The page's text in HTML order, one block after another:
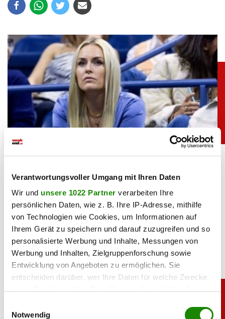
Verantwortungsvoller Umgang mit Ihren Daten
Wir und unsere 1022 Partner verarbeiten Ihre
persönlichen Daten, wie z. B. Ihre IP-Adresse, mithilfe
von Technologien wie Cookies, um Informationen auf
Ihrem Gerät zu speichern und darauf zuzugreifen und so
personalisierte Werbung und Inhalte, Messungen von
Werbung und Inhalten, Zielgruppenforschung sowie
Entwicklung von Angeboten zu ermöglichen. Sie
entscheiden darüber, wer Ihre Daten für welche Zwecke
Trigger Symbol ändern oder widerrufen
Notwendig
sport
Heiß: Lindsey Vonn zeigt Traumfigur im Urlaub
Lindsey Vonn begeistert mit einem neuen Urlaubsfoto. Im
roten Bikini zeigt die Ski-Legende ihre Traumfigur und
genießt entspannte Stunden am Meer.